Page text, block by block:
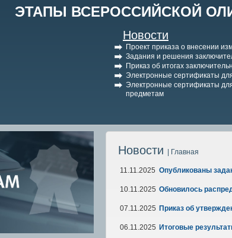
ЭТАПЫ ВСЕРОССИЙСКОЙ
Новости
Проект приказа о внесении
Задания и решения
Приказ об итогах
Электронные сертификаты
Электронные сертификаты
предметам
Новости | Главная
11.11.2025 Опубликованы
10.11.2025 Обновилось
07.11.2025 Приказ об
06.11.2025 Итоговые